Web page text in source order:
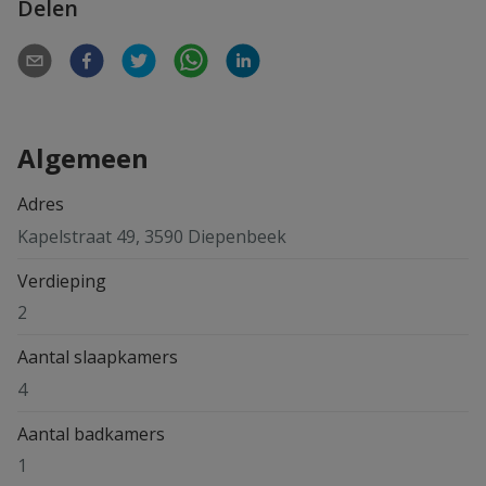
Delen
Algemeen
Adres
Kapelstraat 49, 3590 Diepenbeek
Verdieping
2
Aantal slaapkamers
4
Aantal badkamers
1